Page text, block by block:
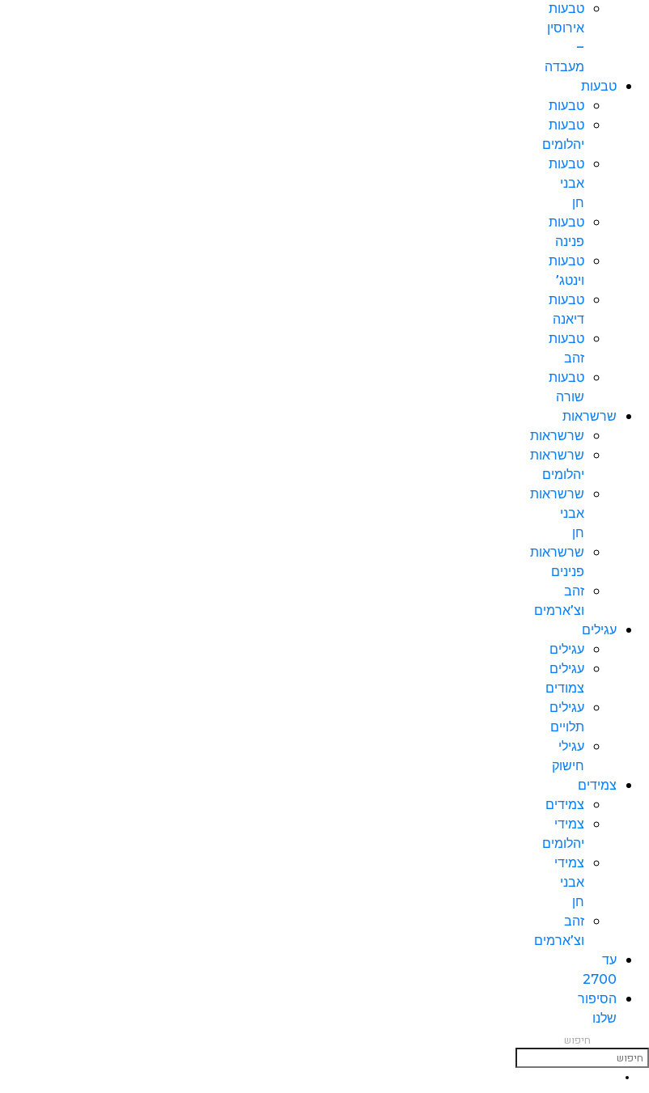
טבעות
אירוסין
–
מעבדה
טבעות
טבעות
טבעות
יהלומים
טבעות
אבני
חן
טבעות
פנינה
טבעות
וינטג’
טבעות
דיאנה
טבעות
זהב
טבעות
שורה
שרשראות
שרשראות
שרשראות
יהלומים
שרשראות
אבני
חן
שרשראות
פנינים
זהב
וצ’ארמים
עגילים
עגילים
עגילים
צמודים
עגילים
תלויים
עגילי
חישוק
צמידים
צמידים
צמידי
יהלומים
צמידי
אבני
חן
זהב
וצ’ארמים
עד
2700
הסיפור
שלנו
חיפוש